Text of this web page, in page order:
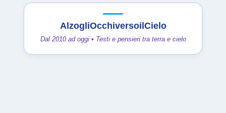
AlzogliOcchiversoilCielo
Dal 2010 ad oggi • Testi e pensieri tra terra e cielo